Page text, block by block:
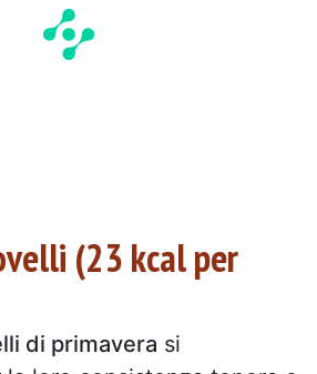
(23 kcal per
di primavera si